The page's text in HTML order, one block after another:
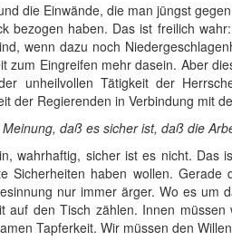
die Einwände, die man jüngst
bezogen haben. Das ist freilich
wenn dazu noch
zum Eingreifen mehr dasein. Aber
unheilvollen Tätigkeit der
der Regierenden in Verbindung mit
daß es sicher ist, daß die
wahrhaftig, sicher ist es nicht.
Sicherheiten haben wollen.
nur immer ärger. Wo es um
auf den Tisch zählen. Innen
Tapferkeit. Wir müssen den